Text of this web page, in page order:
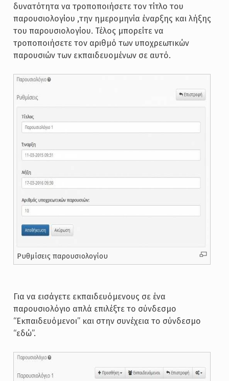
δυνατότητα να τροποποιήσετε τον τίτλο του
παρουσιολογίου ,την ημερομηνία έναρξης και λήξης
του παρουσιολογίου. Τέλος μπορείτε να
τροποποιήσετε τον αριθμό των υποχρεωτικών
παρουσιών των εκπαιδευομένων σε αυτό.
Ρυθμίσεις παρουσιολογίου
Για να εισάγετε εκπαιδευόμενους σε ένα
παρουσιολόγιο απλά επιλέξτε το σύνδεσμο
“Εκπαιδευόμενοι” και στην συνέχεια το σύνδεσμο
“εδώ”.